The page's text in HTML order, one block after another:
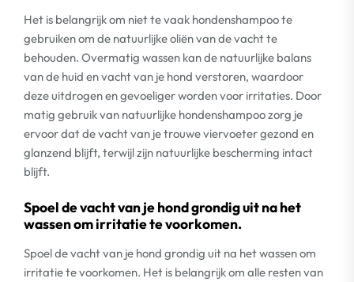
Het is belangrijk om niet te vaak hondenshampoo te
gebruiken om de natuurlijke oliën van de vacht te
behouden. Overmatig wassen kan de natuurlijke balans
van de huid en vacht van je hond verstoren, waardoor
deze uitdrogen en gevoeliger worden voor irritaties. Door
matig gebruik van natuurlijke hondenshampoo zorg je
ervoor dat de vacht van je trouwe viervoeter gezond en
glanzend blijft, terwijl zijn natuurlijke bescherming intact
blijft.
Spoel de vacht van je hond grondig uit na het
wassen om irritatie te voorkomen.
Spoel de vacht van je hond grondig uit na het wassen om
irritatie te voorkomen. Het is belangrijk om alle resten van